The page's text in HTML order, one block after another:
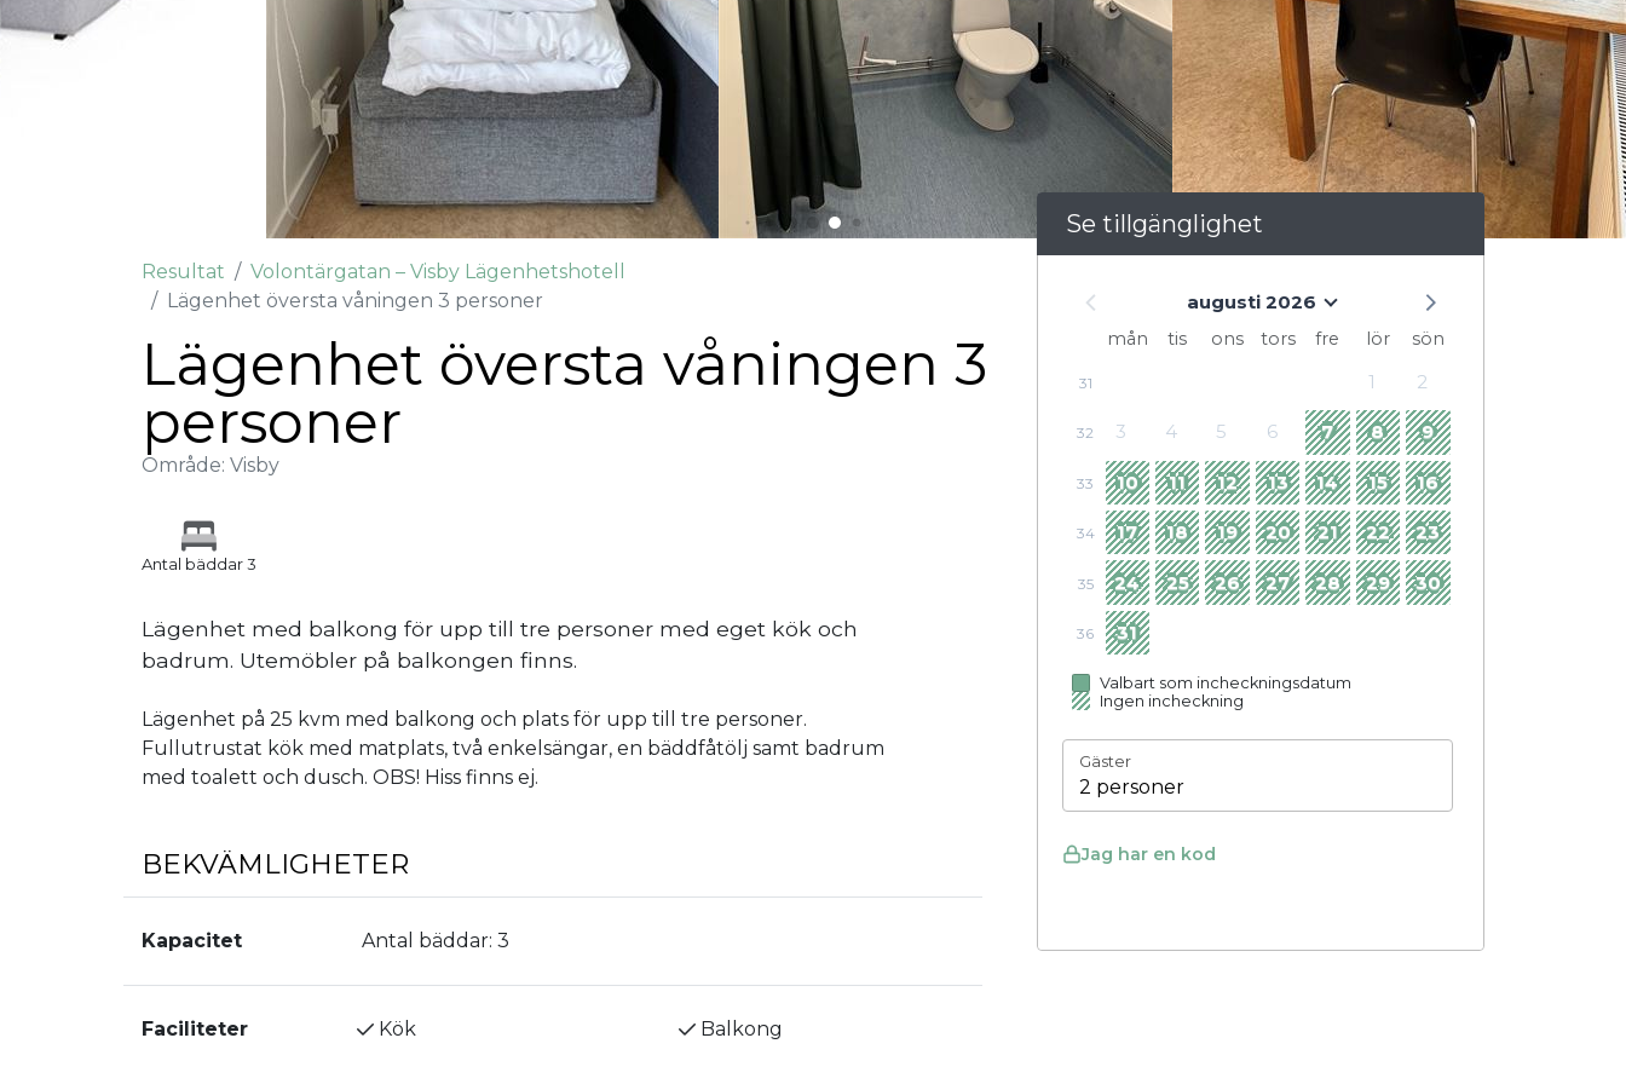
Resultat
Volontärgatan – Visby Lägenhetshotell
Lägenhet översta våningen 3 personer
Lägenhet översta våningen 3
personer
Område: Visby
Antal bäddar 3
Lägenhet med balkong för upp till tre personer med eget kök och
badrum. Utemöbler på balkongen finns.
Lägenhet på 25 kvm med balkong och plats för upp till tre personer.
Fullutrustat kök med matplats, två enkelsängar, en bäddfåtölj samt badrum
med toalett och dusch. OBS! Hiss finns ej.
BEKVÄMLIGHETER
Kapacitet Antal bäddar: 3
Faciliteter Kök Balkong
Se tillgänglighet
augusti 2026
mån tis ons tors fre lör sön
31 1 2
32 3 4 5 6 7 8 9
33 10 11 12 13 14 15 16
34 17 18 19 20 21 22 23
35 24 25 26 27 28 29 30
36 31
Valbart som incheckningsdatum
Ingen incheckning
Gäster
2 personer
Jag har en kod